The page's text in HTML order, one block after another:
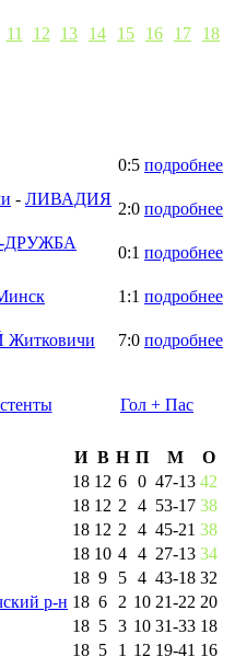
11 12 13 14 15 16 17 18
0:5 подробнее
- ЛИВАДИЯ
2:0 подробнее
0:1 подробнее
1:1 подробнее
7:0 подробнее
Гол + Пас
И В Н П М
О
18 12 6 0 47-13 42
18 12 2 4 53-17 38
18 12 2 4 45-21 38
18 10 4 4 27-13 34
18 9 5 4 43-18 32
р-н 18 6 2 10 21-22 20
18 5 3 10 31-33 18
18 5 1 12 19-41 16